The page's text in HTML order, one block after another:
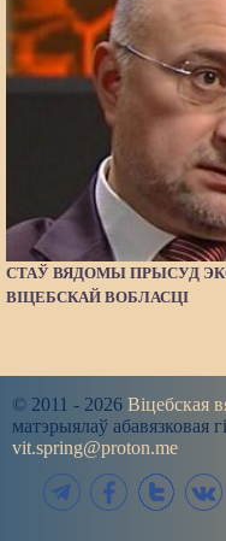
СТАЎ ВЯДОМЫ ПРЫСУД
ВІЦЕБСКАЙ ВОБЛАСЦІ
© 2011 - 2026 Віцебская
матэрыялаў абавязковая
vit.spring@proton.me